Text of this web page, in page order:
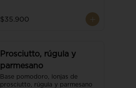
$35.900
Prosciutto, rúgula y
parmesano
Base pomodoro, lonjas de
prosciutto, rúgula y parmesano